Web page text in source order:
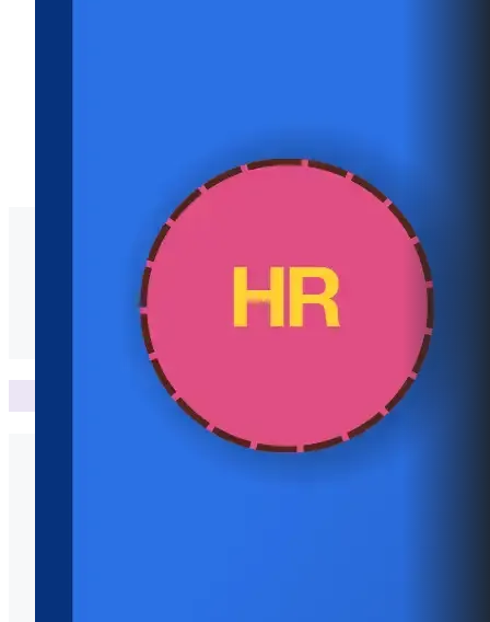
O18 ข้อมูลสถิติเรื่องร้องเรียนประจำปี พ.ศ. 2568
ข้อมูลสถิติเรื่องร้องเรียนประจำปี พ.ศ. 2568
นโยบายและความเสี่ยง
O20 การขับเคลื่อนนโยบาย No Gift Policy